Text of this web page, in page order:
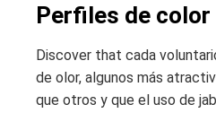
Perfiles de color
Discover that cada
de olor, algunos más
que otros y que el uso de